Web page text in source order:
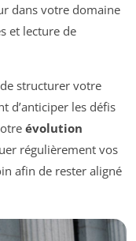
dans votre domaine
et lecture de
structurer votre
d’anticiper les défis
évolution
régulièrement vos
afin de rester aligné